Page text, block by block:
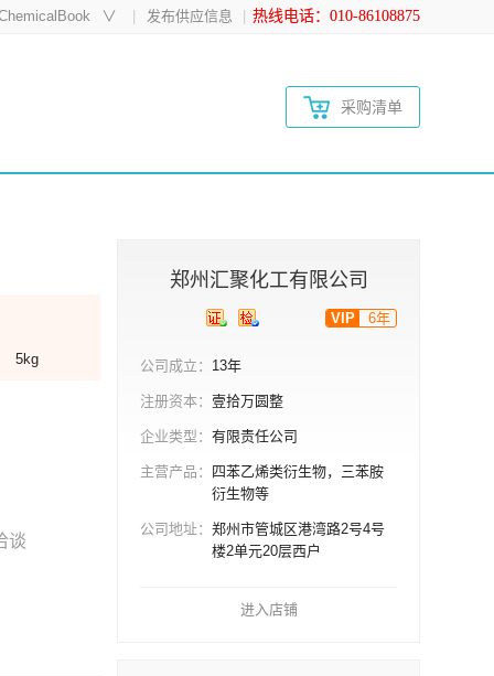
热线电话：010-86108875
∨ 发布供应信息
采购清单
5kg
谈
郑州汇聚化工有限公司
VIP 6年
公司成立： 13年
注册资本： 壹拾万圆整
企业类型： 有限责任公司
主营产品：
四苯乙烯类衍生物，三苯胺
衍生物等
公司地址： 郑州市管城区港湾路2号4号
楼2单元20层西户
进入店铺